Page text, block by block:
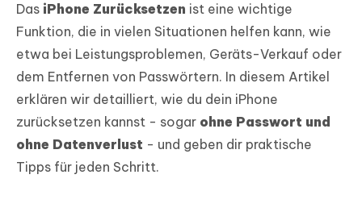
iAnyGo
Das iPhone Zurücksetzen ist eine wichtige
Funktion, die in vielen Situationen helfen kann, wie
etwa bei Leistungsproblemen, Geräts-Verkauf oder
dem Entfernen von Passwörtern. In diesem Artikel
erklären wir detailliert, wie du dein iPhone
zurücksetzen kannst - sogar ohne Passwort und
ohne Datenverlust - und geben dir praktische
Tipps für jeden Schritt.